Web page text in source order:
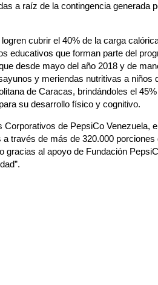
a raíz de la contingencia generada
cubrir el 40% de la carga
educativos que forman parte del
desde mayo del año 2018 y de
y meriendas nutritivas a niños
de Caracas, brindándoles el
su desarrollo físico y cognitivo.
de PepsiCo Venezuela,
través de más de 320.000 porciones
gracias al apoyo de Fundación